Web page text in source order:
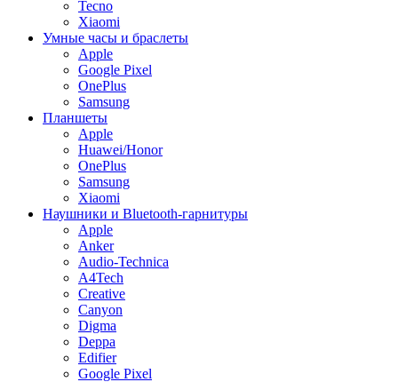
Tecno
Xiaomi
Умные часы и браслеты
Apple
Google Pixel
OnePlus
Samsung
Планшеты
Apple
Huawei/Honor
OnePlus
Samsung
Xiaomi
Наушники и Bluetooth-гарнитуры
Apple
Anker
Audio-Technica
A4Tech
Creative
Canyon
Digma
Deppa
Edifier
Google Pixel